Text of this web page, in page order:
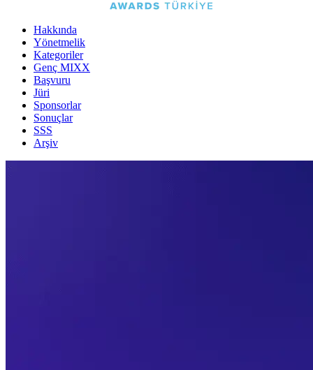
Hakkında
Yönetmelik
Kategoriler
Genç MIXX
Başvuru
Jüri
Sponsorlar
Sonuçlar
SSS
Arşiv